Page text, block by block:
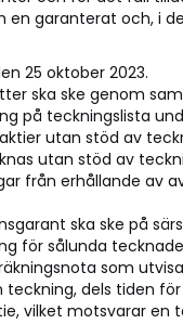
en garanterat och, i
25 oktober 2023.
ska ske genom
på teckningslista
utan stöd av
utan stöd av
från erhållande av
ska ske på
för sålunda
som
dels tiden
vilket motsvarar en